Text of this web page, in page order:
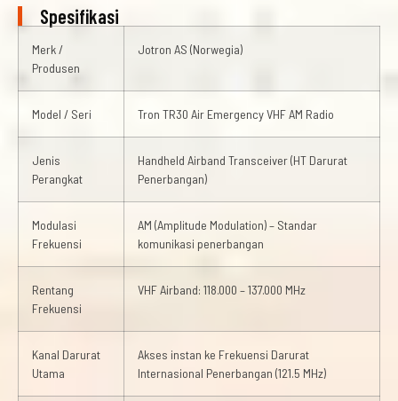
Spesifikasi
Merk /
Produsen
Jotron AS (Norwegia)
Model / Seri Tron TR30 Air Emergency VHF AM Radio
Jenis
Perangkat
Handheld Airband Transceiver (HT Darurat
Penerbangan)
Modulasi
Frekuensi
AM (Amplitude Modulation) – Standar
komunikasi penerbangan
Rentang
Frekuensi
VHF Airband: 118.000 – 137.000 MHz
Kanal Darurat
Utama
Akses instan ke Frekuensi Darurat
Internasional Penerbangan (121.5 MHz)